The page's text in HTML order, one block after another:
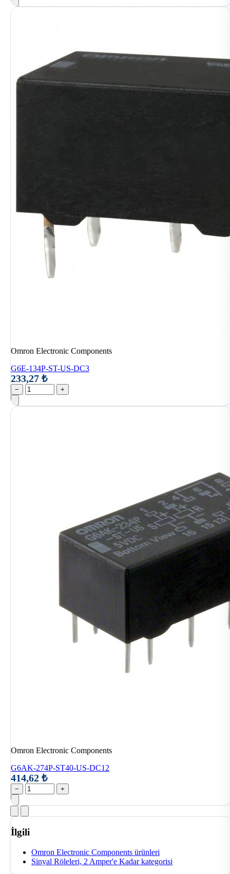
Omron Electronic Components
G6E-134P-ST-US-DC3
233,27 ₺
− +
Omron Electronic Components
G6AK-274P-ST40-US-DC12
414,62 ₺
− +
İlgili
Omron Electronic Components ürünleri
Sinyal Röleleri, 2 Amper'e Kadar kategorisi